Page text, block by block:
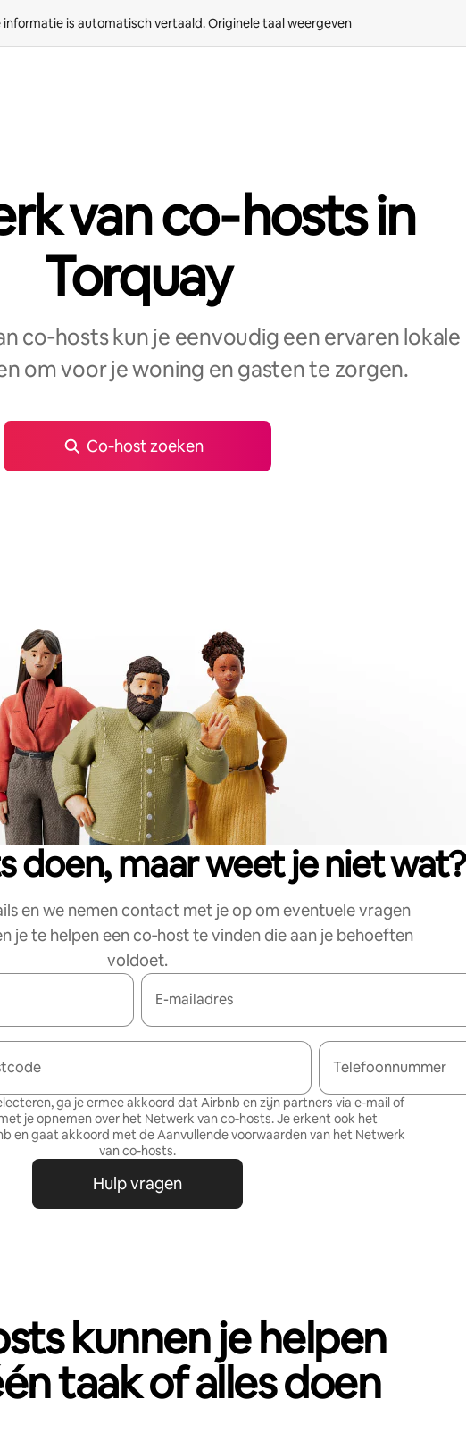
informatie is automatisch vertaald. Originele taal weergeven
van co‑hosts in
Torquay
co‑hosts kun je eenvoudig een ervaren lokale
om voor je woning en gasten te zorgen.
Co‑host zoeken
doen, maar weet je niet wat?
en we nemen contact met je op om eventuele vragen
je te helpen een co‑host te vinden die aan je behoeften
voldoet.
E-mailadres
Telefoonnummer
ga je ermee akkoord dat Airbnb en zijn partners via e-mail of
je opnemen over het Netwerk van co‑hosts. Je erkent ook het
en gaat akkoord met deAanvullende voorwaarden van het Netwerk
van co-hosts.
Hulp vragen
kunnen je helpen
taak of alles doen